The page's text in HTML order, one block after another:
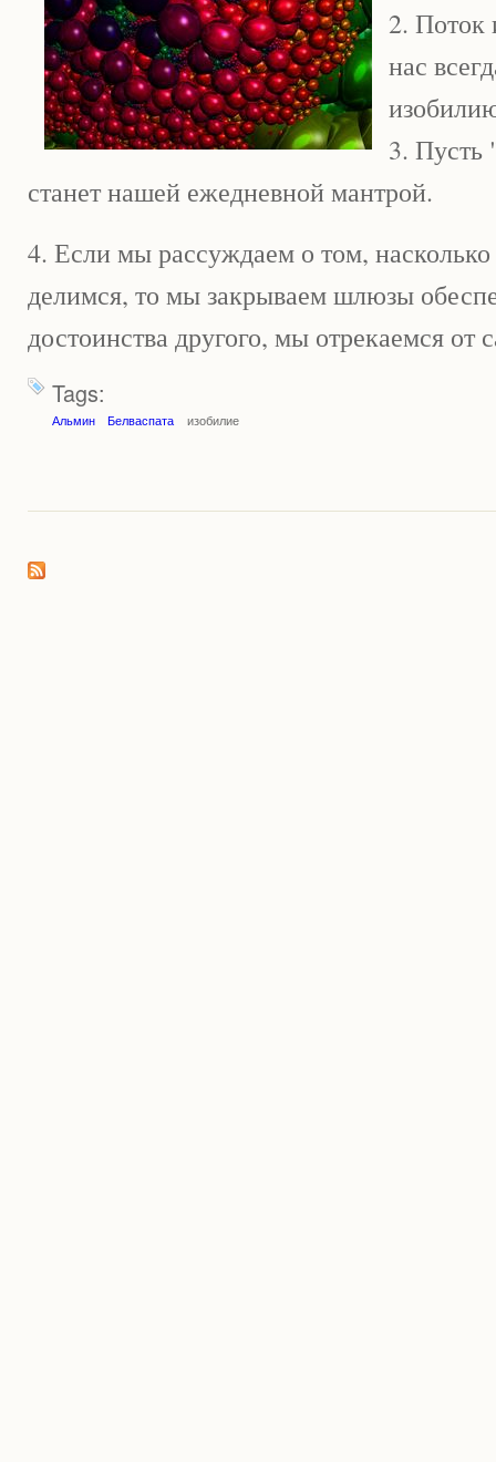
2. Поток
нас
3.
станет нашей ежедневной мантрой.
4. Если мы рассуждаем о том,
делимся, то мы закрываем шлюзы
достоинства другого, мы отрекаемся от
Tags:
Альмин Белваспата изобилие